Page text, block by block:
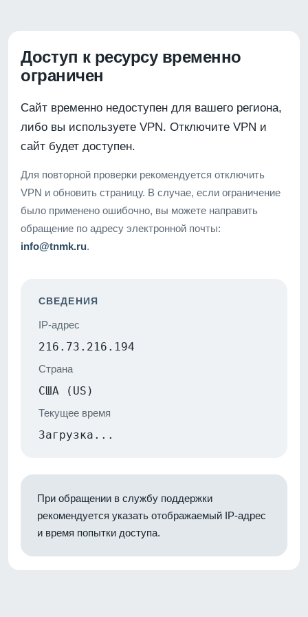
Доступ к ресурсу временно
ограничен
Сайт временно недоступен для вашего региона,
либо вы используете VPN. Отключите VPN и
сайт будет доступен.
Для повторной проверки рекомендуется отключить
VPN и обновить страницу. В случае, если ограничение
было применено ошибочно, вы можете направить
обращение по адресу электронной почты:
info@tnmk.ru.
СВЕДЕНИЯ
IP-адрес
216.73.216.194
Страна
США (US)
Текущее время
Загрузка...
При обращении в службу поддержки
рекомендуется указать отображаемый IP-адрес
и время попытки доступа.